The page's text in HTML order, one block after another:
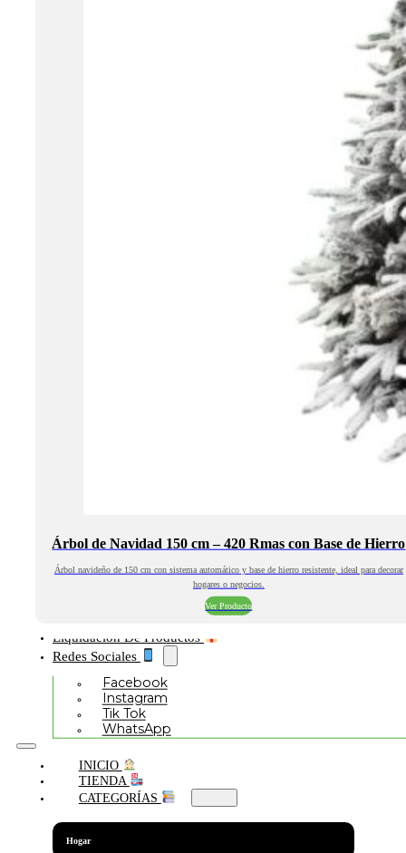
Árbol de Navidad 150 cm – 420 Rmas con Base de Hierro
Árbol navideño de 150 cm con sistema automático y base de hierro resistente, ideal para decorar
hogares o negocios.
Ver Producto
Liquidación De Productos
Redes Sociales
Facebook
Instagram
Tik Tok
WhatsApp
INICIO
TIENDA
CATEGORÍAS
Hogar